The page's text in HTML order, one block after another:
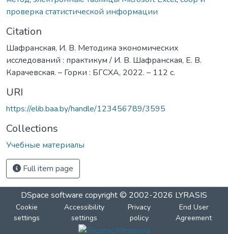
проверка статистической информации
Citation
Шафранская, И. В. Методика экономических
исследований : практикум / И. В. Шафранская, Е. В.
Карачевская. – Горки : БГСХА, 2022. – 112 с.
URI
https://elib.baa.by/handle/123456789/3595
Collections
Учебные материалы
Full item page
DSpace software copyright © 2002-2026 LYRASIS
Cookie
settings
Accessibility
settings
Privacy
policy
End User
Agreement